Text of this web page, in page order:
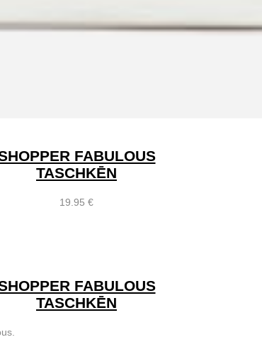
FABULOUS
TASCHKĒN
19.95 €
FABULOUS
TASCHKĒN